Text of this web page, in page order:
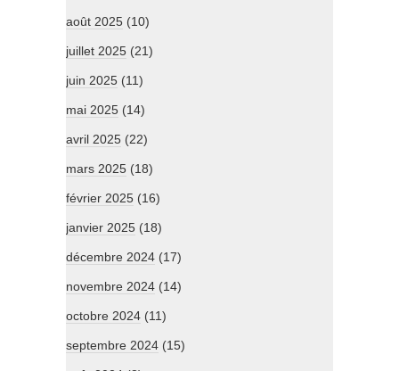
août 2025 (10)
juillet 2025 (21)
juin 2025 (11)
mai 2025 (14)
avril 2025 (22)
mars 2025 (18)
février 2025 (16)
janvier 2025 (18)
décembre 2024 (17)
novembre 2024 (14)
octobre 2024 (11)
septembre 2024 (15)